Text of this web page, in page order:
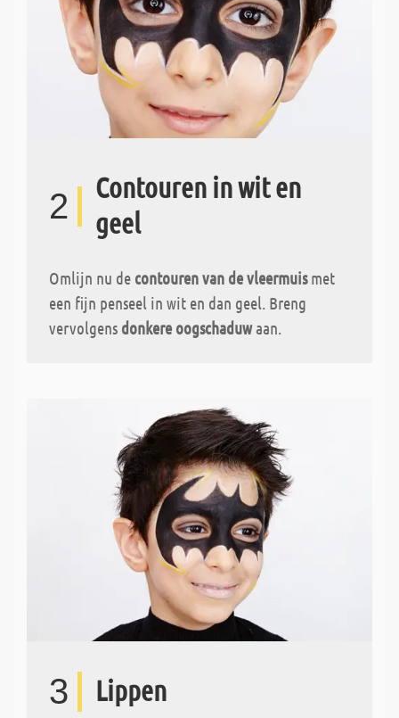
2
Contouren in wit en
geel
Omlijn nu de contouren van de vleermuismet
een fijn penseel in wit en dan geel. Breng
vervolgens donkere oogschaduwaan.
3 Lippen